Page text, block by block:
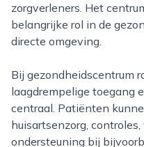
zorgverleners. Het
belangrijke rol in de
directe omgeving.
Bij gezondheidscentrum rotterdam noord staan
laagdrempelige toegang
centraal. Patiënten
huisartsenzorg,
ondersteuning bij